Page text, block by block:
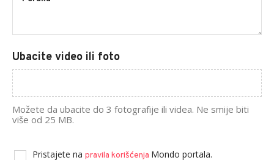
Ubacite video ili foto
Možete da ubacite do 3 fotografije ili videa. Ne smije biti
više od 25 MB.
Pristajete na pravila korišćenja Mondo portala.